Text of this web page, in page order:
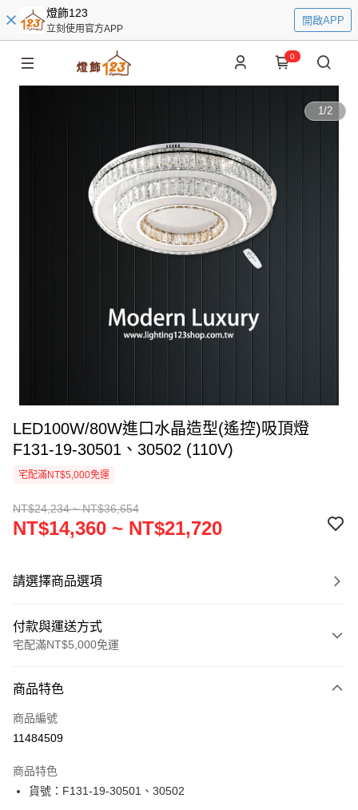
燈飾123
立刻使用官方APP
開啟APP
0
1/2
LED100W/80W進口水晶造型(遙控)吸頂燈
F131-19-30501、30502 (110V)
宅配滿NT$5,000免運
NT$24,234 ~ NT$36,654
NT$14,360 ~ NT$21,720
請選擇商品選項
付款與運送方式
宅配滿NT$5,000免運
信用卡一次付款
LINE Pay
街口支付
商品特色
商品編號
11484509
商品特色
貨號：F131-19-30501、30502